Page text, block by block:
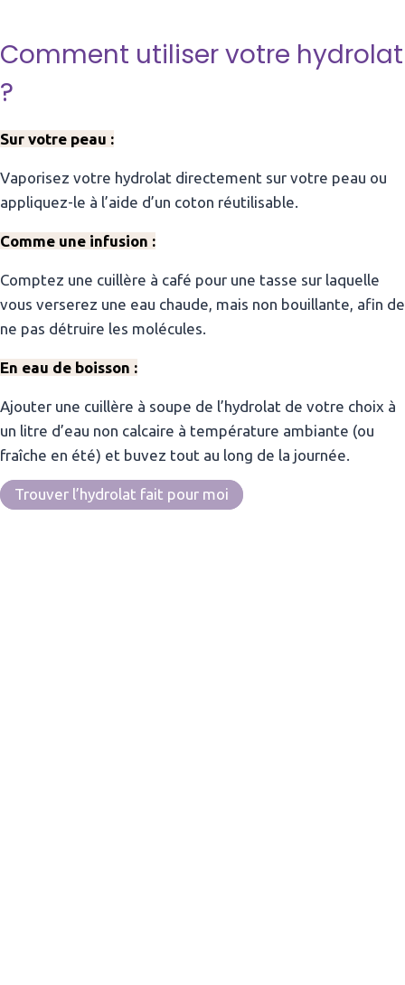
Comment utiliser votre hydrolat
?
Sur votre peau :
Vaporisez votre hydrolat directement sur votre peau ou
appliquez-le à l’aide d’un coton réutilisable.
Comme une infusion :
Comptez une cuillère à café pour une tasse sur laquelle
vous verserez une eau chaude, mais non bouillante, afin de
ne pas détruire les molécules.
En eau de boisson :
Ajouter une cuillère à soupe de l’hydrolat de votre choix à
un litre d’eau non calcaire à température ambiante (ou
fraîche en été) et buvez tout au long de la journée.
Trouver l’hydrolat fait pour moi